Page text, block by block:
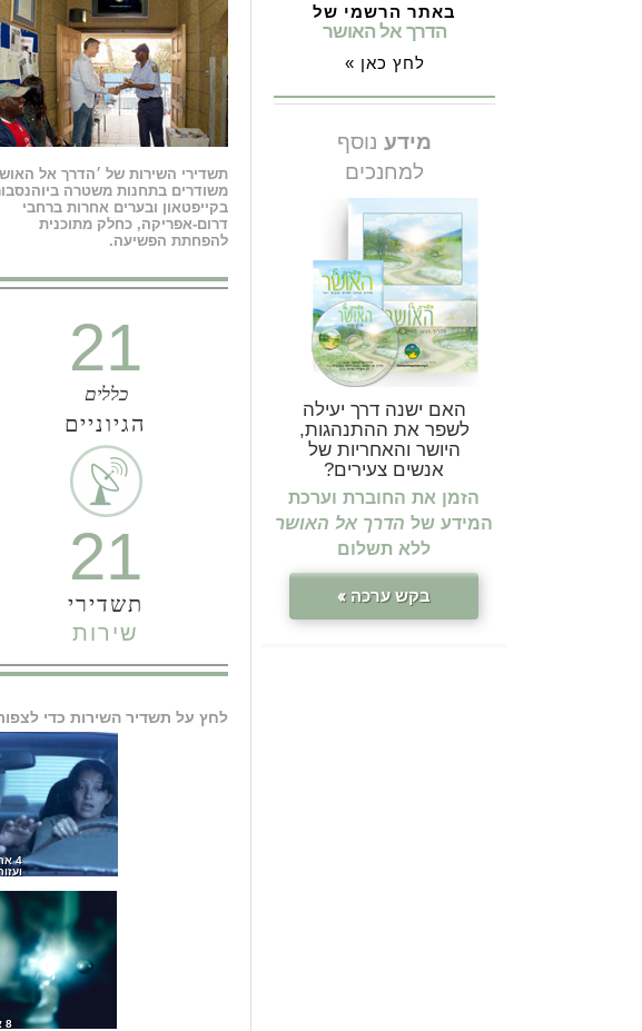
תשדירי השירות של ׳הדרך אל
משודרים בתחנות משטרה
בקייפטאון ובערים אחרות ברחבי
דרום-אפריקה, כחלק מתוכנית
להפחתת הפשיעה.
21
כללים
הגיוניים
21
תשדירי
שירות
לחץ על תשדיר השירות כדי
4 אהוב ילדים
8 אל תרצח
באתר הרשמי של
הדרך אל האושר
לחץ כאן »
מידע נוסף
למחנכים
האם ישנה דרך יעילה
לשפר את ההתנהגות,
היושר והאחריות של
אנשים צעירים?
הזמן את החוברת וערכת
המידע של הדרך אל האושר
ללא תשלום
בקש ערכה »